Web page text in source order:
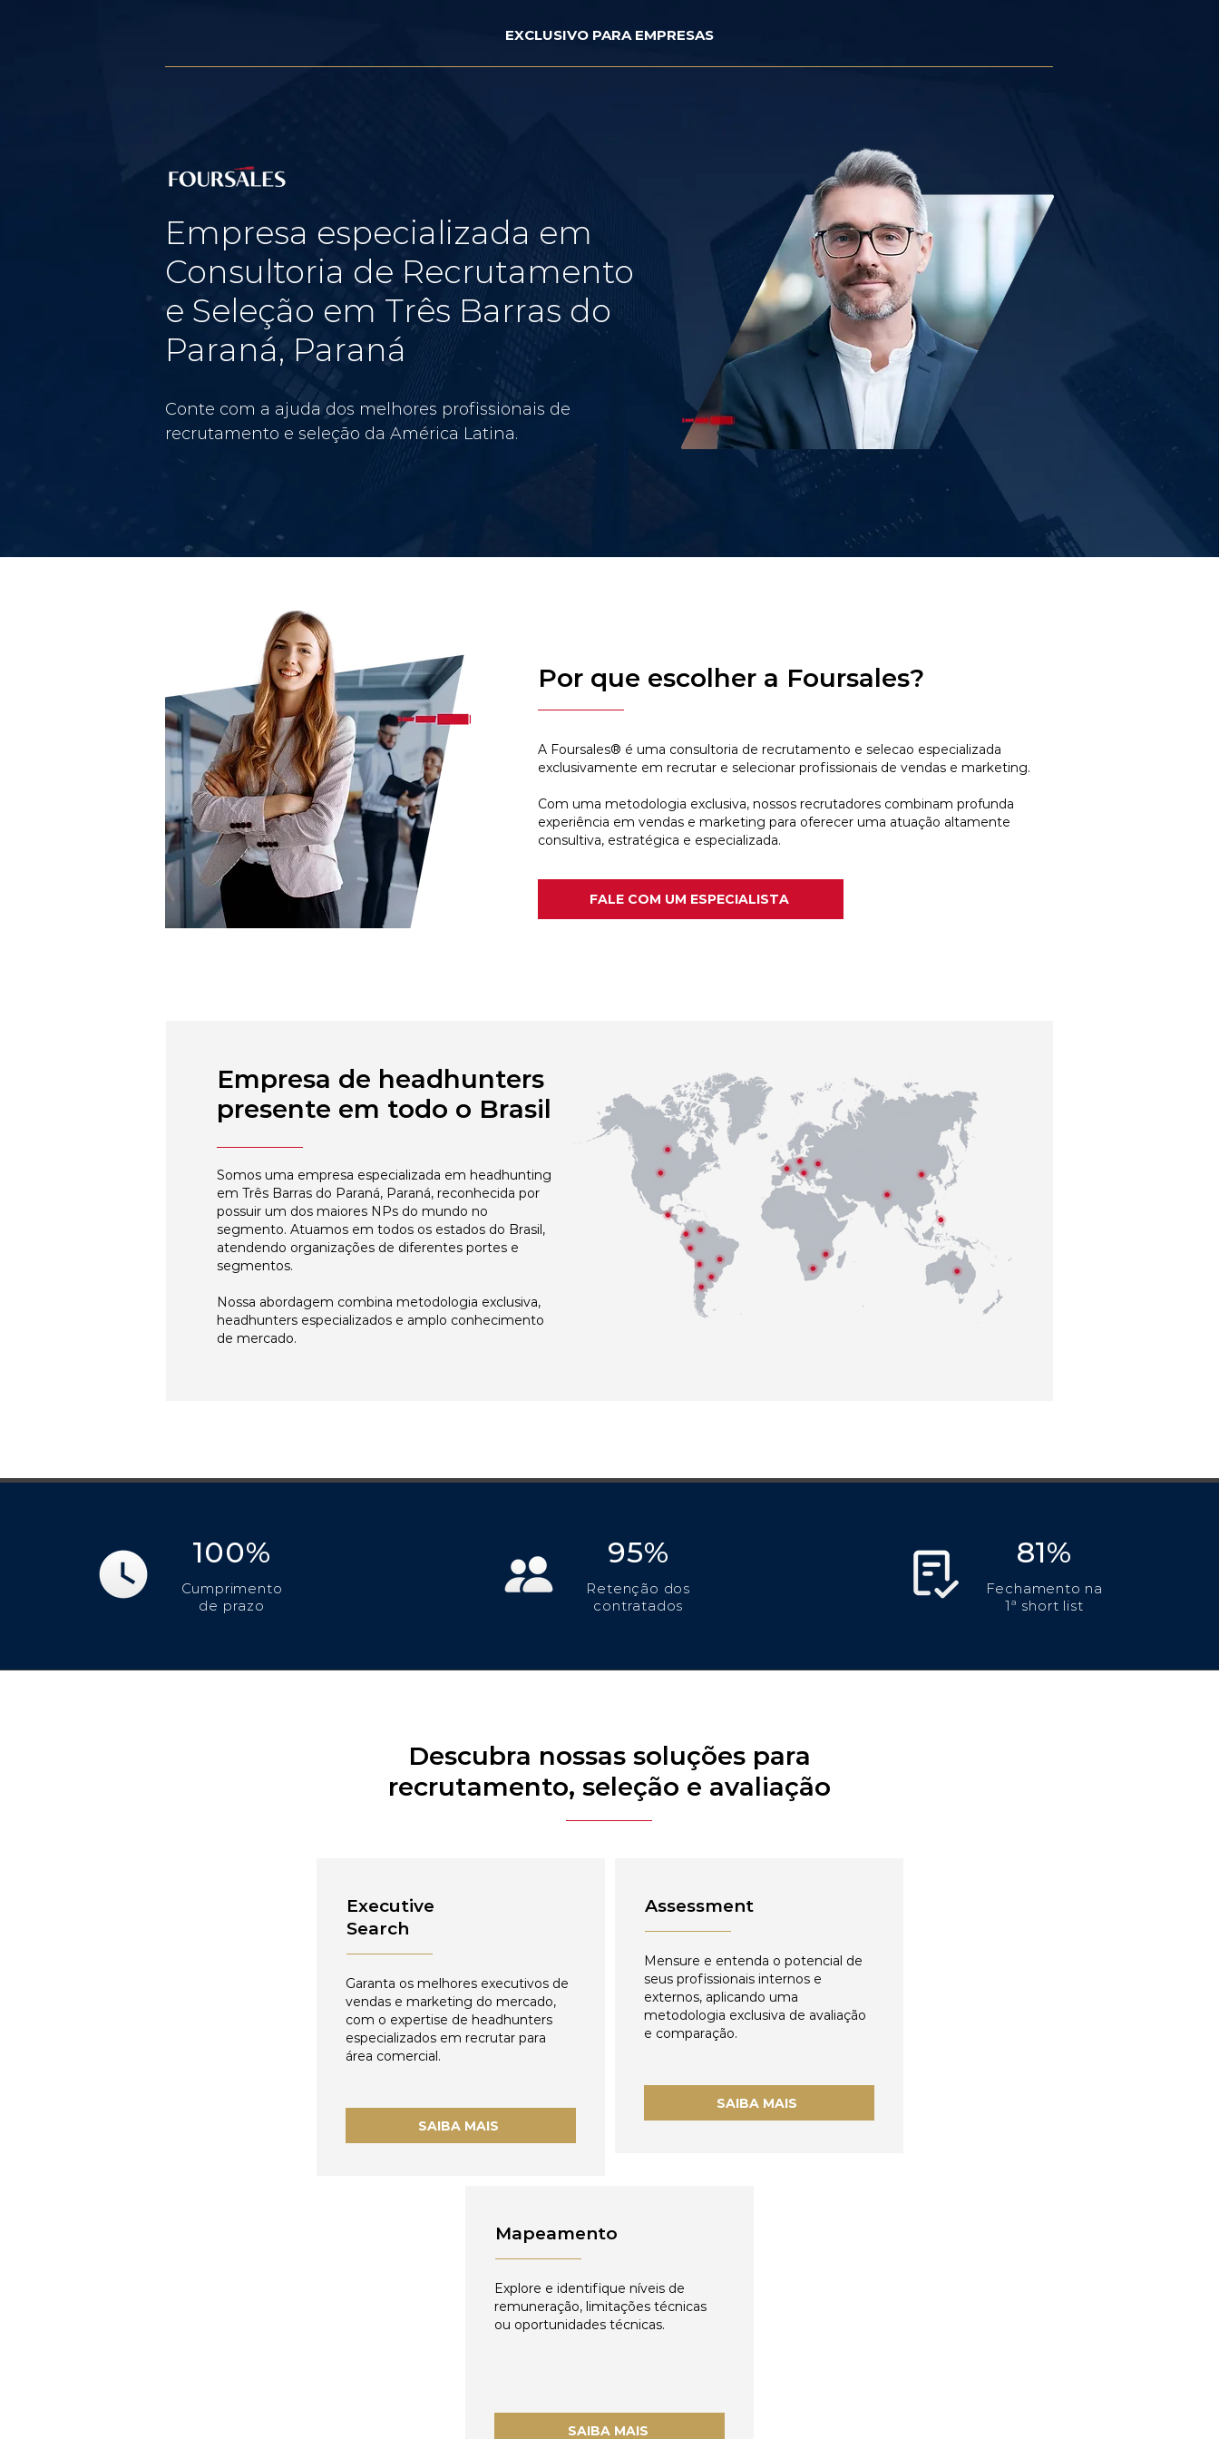
EXCLUSIVO PARA EMPRESAS
Empresa especializada em
Consultoria de Recrutamento
e Seleção em Três Barras do
Paraná, Paraná
Conte com a ajuda dos melhores profissionais de
recrutamento e seleção da América Latina.
Por que escolher a Foursales?
A Foursales® é uma consultoria de recrutamento e selecao especializada
exclusivamente em recrutar e selecionar profissionais de vendas e marketing.
Com uma metodologia exclusiva, nossos recrutadores combinam profunda
experiência em vendas e marketing para oferecer uma atuação altamente
consultiva, estratégica e especializada.
FALE COM UM ESPECIALISTA
Empresa de headhunters
presente em todo o Brasil
Somos uma empresa especializada em headhunting
em Três Barras do Paraná, Paraná, reconhecida por
possuir um dos maiores NPs do mundo no
segmento. Atuamos em todos os estados do Brasil,
atendendo organizações de diferentes portes e
segmentos.
Nossa abordagem combina metodologia exclusiva,
headhunters especializados e amplo conhecimento
de mercado.
100%
Cumprimento
de prazo
95%
Retenção dos
contratados
81%
Fechamento na
1ª short list
Descubra nossas soluções para
recrutamento, seleção e avaliação
Executive
Search
Garanta os melhores executivos de
vendas e marketing do mercado,
com o expertise de headhunters
especializados em recrutar para
área comercial.
SAIBA MAIS
Assessment
Mensure e entenda o potencial de
seus profissionais internos e
externos, aplicando uma
metodologia exclusiva de avaliação
e comparação.
SAIBA MAIS
Mapeamento
Explore e identifique níveis de
remuneração, limitações técnicas
ou oportunidades técnicas.
SAIBA MAIS